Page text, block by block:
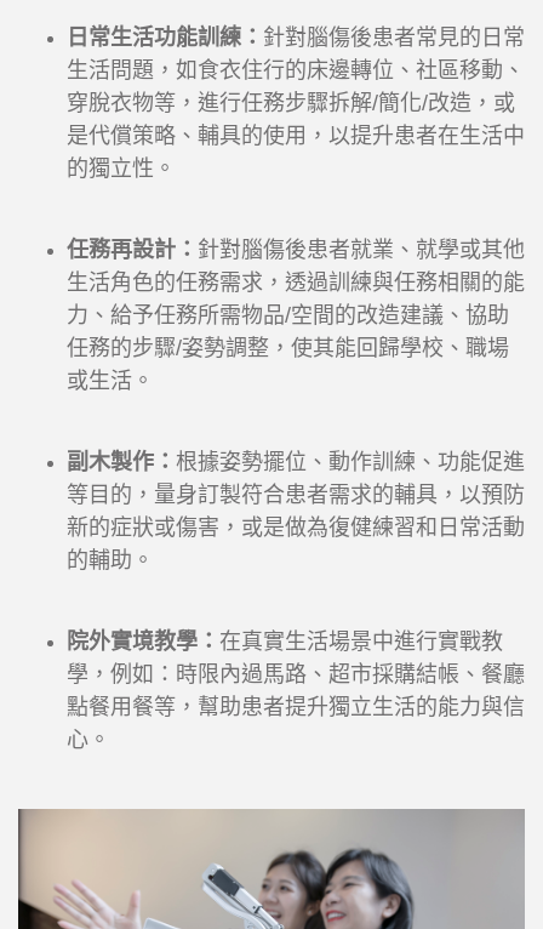
日常生活功能訓練： 針對腦傷後患者常見的日常
生活問題，如食衣住行的床邊轉位、社區移動、
穿脫衣物等，進行任務步驟拆解/簡化/改造，或
是代償策略、輔具的使用，以提升患者在生活中
的獨立性。
任務再設計： 針對腦傷後患者就業、就學或其他
生活角色的任務需求，透過訓練與任務相關的能
力、給予任務所需物品/空間的改造建議、協助
任務的步驟/姿勢調整，使其能回歸學校、職場
或生活。
副木製作： 根據姿勢擺位、動作訓練、功能促進
等目的，量身訂製符合患者需求的輔具，以預防
新的症狀或傷害，或是做為復健練習和日常活動
的輔助。
院外實境教學： 在真實生活場景中進行實戰教
學，例如：時限內過馬路、超市採購結帳、餐廳
點餐用餐等，幫助患者提升獨立生活的能力與信
心。